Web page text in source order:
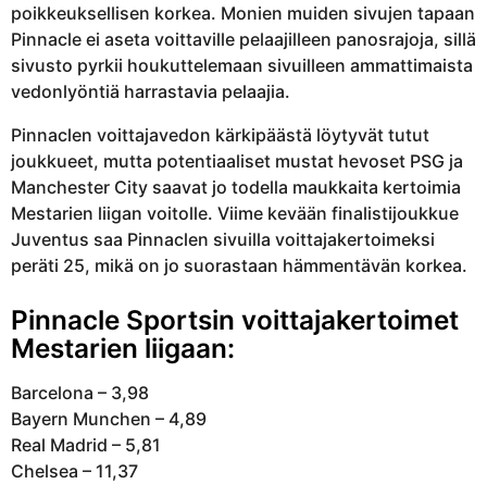
poikkeuksellisen korkea. Monien muiden sivujen tapaan
Pinnacle ei aseta voittaville pelaajilleen panosrajoja, sillä
sivusto pyrkii houkuttelemaan sivuilleen ammattimaista
vedonlyöntiä harrastavia pelaajia.
Pinnaclen voittajavedon kärkipäästä löytyvät tutut
joukkueet, mutta potentiaaliset mustat hevoset PSG ja
Manchester City saavat jo todella maukkaita kertoimia
Mestarien liigan voitolle. Viime kevään finalistijoukkue
Juventus saa Pinnaclen sivuilla voittajakertoimeksi
peräti 25, mikä on jo suorastaan hämmentävän korkea.
Pinnacle Sportsin voittajakertoimet
Mestarien liigaan:
Barcelona – 3,98
Bayern Munchen – 4,89
Real Madrid – 5,81
Chelsea – 11,37